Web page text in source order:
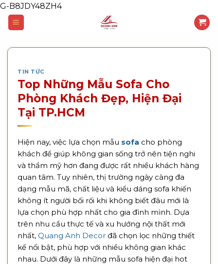
G-B8JDY48ZH4Skip
TIN TỨC
Top Những Mẫu Sofa Cho
Phòng Khách Đẹp, Hiện Đại
Tại TP.HCM
Hiện nay, việc lựa chọn mẫu sofa cho phòng
khách để giúp không gian sống trở nên tiện nghi
và thẩm mỹ hơn đang được rất nhiều khách hàng
quan tâm. Tuy nhiên, thị trường ngày càng đa
dạng mẫu mã, chất liệu và kiểu dáng sofa khiến
không ít người bối rối khi không biết đâu mới là
lựa chọn phù hợp nhất cho gia đình mình. Dựa
trên nhu cầu thực tế và xu hướng nội thất mới
nhất, Quang Anh Decor đã chọn lọc những thiết
kế nổi bật, phù hợp với nhiều không gian khác
nhau. Dưới đây là những mẫu sofa hiện đại hot